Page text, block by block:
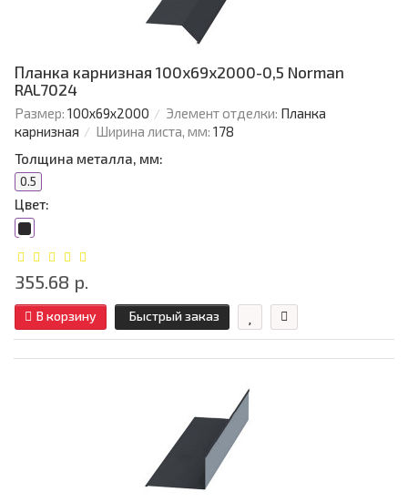
Планка карнизная 100х69х2000-0,5 Norman
RAL7024
Размер: 100х69х2000 Элемент отделки: Планка
карнизная
Ширина листа, мм: 178
Толщина металла, мм:
0.5
Цвет:
355.68 р.
В корзину Быстрый заказ